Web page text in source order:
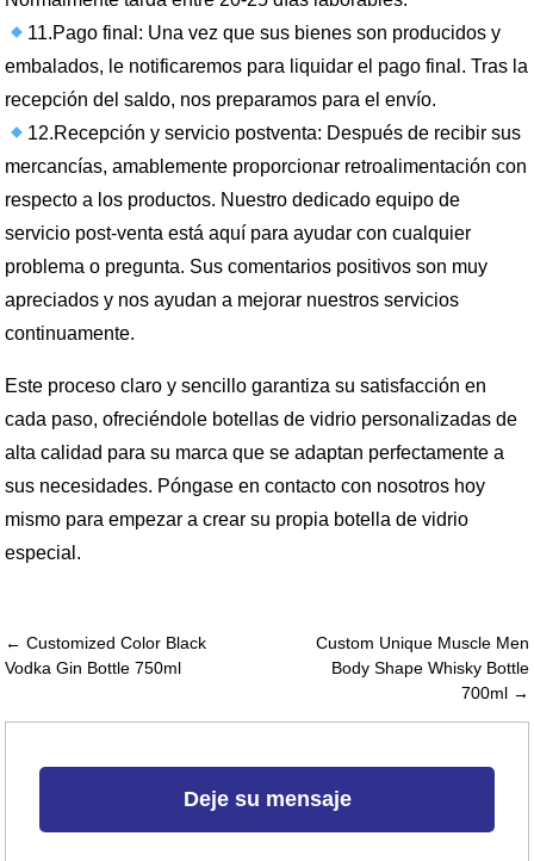
11.Pago final: Una vez que sus bienes son producidos y
embalados, le notificaremos para liquidar el pago final. Tras la
recepción del saldo, nos preparamos para el envío.
12.Recepción y servicio postventa: Después de recibir sus
mercancías, amablemente proporcionar retroalimentación con
respecto a los productos. Nuestro dedicado equipo de
servicio post-venta está aquí para ayudar con cualquier
problema o pregunta. Sus comentarios positivos son muy
apreciados y nos ayudan a mejorar nuestros servicios
continuamente.
Este proceso claro y sencillo garantiza su satisfacción en
cada paso, ofreciéndole botellas de vidrio personalizadas de
alta calidad para su marca que se adaptan perfectamente a
sus necesidades. Póngase en contacto con nosotros hoy
mismo para empezar a crear su propia botella de vidrio
especial.
← Customized Color Black
Vodka Gin Bottle 750ml
Custom Unique Muscle Men
Body Shape Whisky Bottle
700ml →
Deje su mensaje